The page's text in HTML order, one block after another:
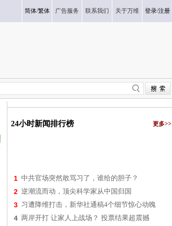
简体/繁体 广告服务 联系我们 关于万维 登录/注册
24小时新闻排行榜 更多>>
1 中共官场突然敢骂习了，谁给的胆子？
2 逆潮流而动，顶尖科学家从中国归国
3 习遭降维打击，新华社通稿4个细节惊心动魄
4 两岸开打 让家人上战场？ 投票结果超震撼